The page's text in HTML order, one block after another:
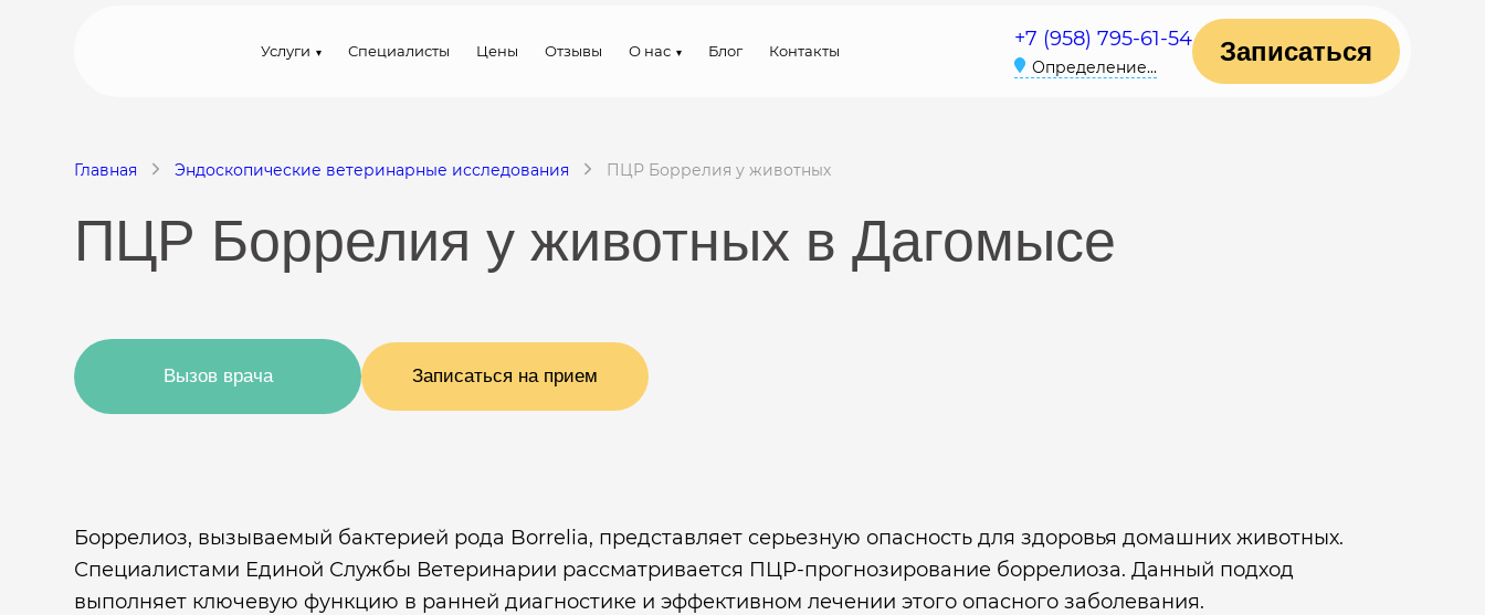
Услуги Специалисты Цены Отзывы О нас Блог Контакты
+7 (958) 795-61-54
Определение...
Записаться
Главная Эндоскопические ветеринарные исследования ПЦР Боррелия у животных
ПЦР Боррелия у животных в Дагомысе
Вызов врача Записаться на прием
Боррелиоз, вызываемый бактерией рода Borrelia, представляет серьезную опасность для здоровья домашних животных.
Специалистами Единой Службы Ветеринарии рассматривается ПЦР-прогнозирование боррелиоза. Данный подход
выполняет ключевую функцию в ранней диагностике и эффективном лечении этого опасного заболевания.